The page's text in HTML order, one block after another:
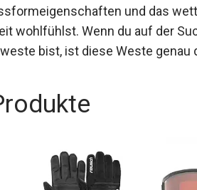
und das
wohlfühlst. Wenn du auf der
bist, ist diese Weste genau